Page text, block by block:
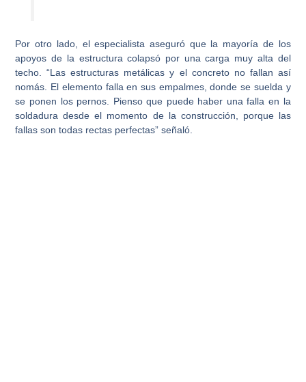
Por otro lado, el especialista aseguró que la mayoría de los
apoyos de la estructura colapsó por una carga muy alta del
techo. “Las estructuras metálicas y el concreto no fallan así
nomás. El elemento falla en sus empalmes, donde se suelda y
se ponen los pernos. Pienso que puede haber una falla en la
soldadura desde el momento de la construcción, porque las
fallas son todas rectas perfectas” señaló.